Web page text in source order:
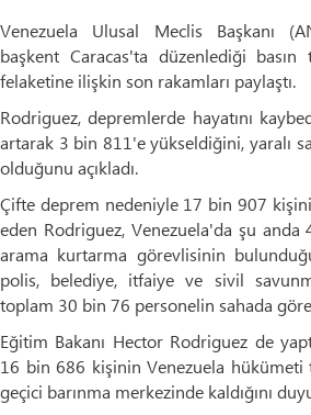
Venezuela Ulusal Meclis Başkanı
başkent Caracas'ta düzenlediği basın
felaketine ilişkin son rakamları paylaştı.
Rodriguez, depremlerde hayatını
artarak 3 bin 811'e yükseldiğini, yaralı
olduğunu açıkladı.
Çifte deprem nedeniyle 17 bin 907
eden Rodriguez, Venezuela'da şu anda
arama kurtarma görevlisinin
polis, belediye, itfaiye ve sivil
toplam 30 bin 76 personelin sahada
Eğitim Bakanı Hector Rodriguez de
16 bin 686 kişinin Venezuela hükümeti
geçici barınma merkezinde kaldığını